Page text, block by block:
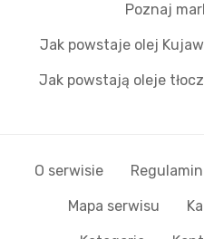
Poznaj
Jak powstaje olej
Jak powstają oleje
O serwisie Regulamin
Mapa serwisu